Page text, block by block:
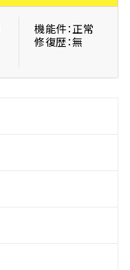
機能件：正常
修復歴：無